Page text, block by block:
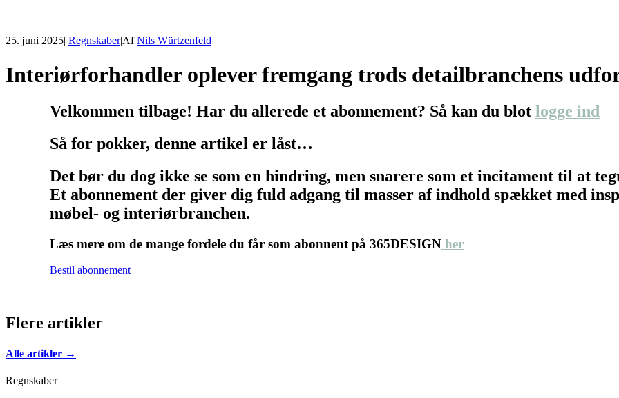
25. juni 2025| Regnskaber|AfNils Würtzenfeld
Interiørforhandler oplever fremgang trods detailbranchens
Velkommen tilbage! Har du allerede et abonnement? Så kan du blot logge ind
Så for pokker, denne artikel er låst…
Det bør du dog ikke se som en hindring, men snarere som et incitament til at
Et abonnement der giver dig fuld adgang til masser af indhold spækket med
møbel- og interiørbranchen.
Læs mere om de mange fordele du får som abonnent på 365DESIGN her
Bestil abonnement
Flere artikler
Alle artikler →
Regnskaber